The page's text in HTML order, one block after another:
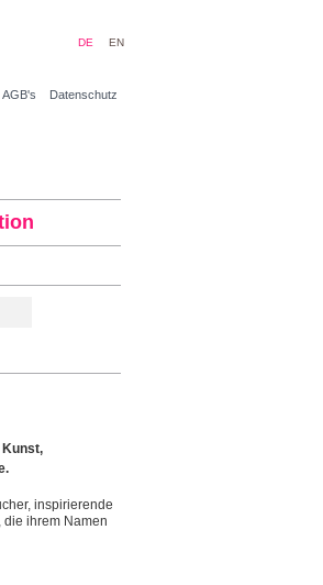
DE EN
AGB's Datenschutz
Kunst,
inspirierende
die ihrem Namen